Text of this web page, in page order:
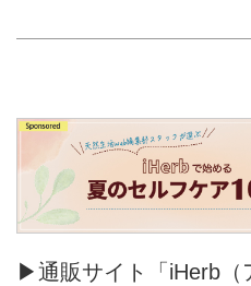
▶通販サイト「iHerb（